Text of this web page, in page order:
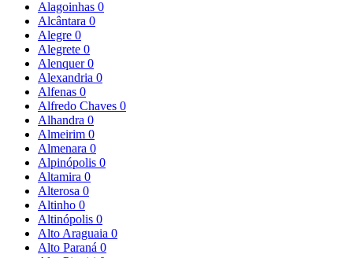
Alagoinhas 0
Alcântara 0
Alegre 0
Alegrete 0
Alenquer0
Alexandria 0
Alfenas 0
Alfredo Chaves 0
Alhandra 0
Almeirim 0
Almenara 0
Alpinópolis 0
Altamira 0
Alterosa 0
Altinho 0
Altinópolis 0
Alto Araguaia 0
Alto Paraná 0